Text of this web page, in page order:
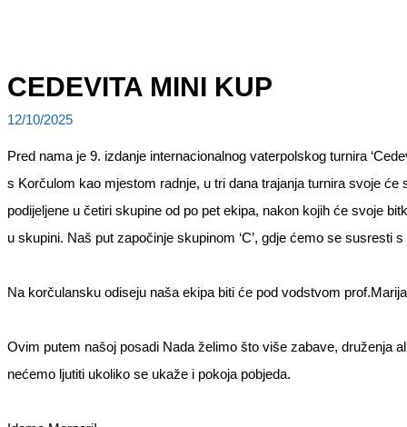
CEDEVITA MINI KUP
12/10/2025
Pred nama je 9. izdanje internacionalnog vaterpolskog turnira
s Korčulom kao mjestom radnje, u tri dana trajanja turnira svoje
podijeljene u četiri skupine od po pet ekipa, nakon kojih će svoje
u skupini. Naš put započinje skupinom ‘C’, gdje ćemo se susresti
Na korčulansku odiseju naša ekipa biti će pod vodstvom
Ovim putem našoj posadi Nada želimo što više zabave, druženja
nećemo ljutiti ukoliko se ukaže i pokoja pobjeda.